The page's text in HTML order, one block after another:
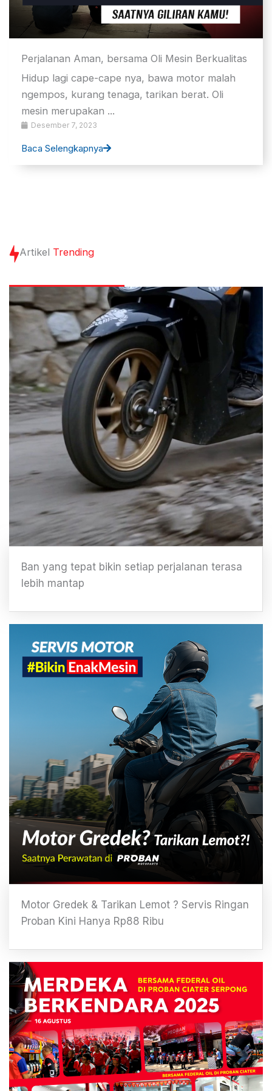
Perjalanan Aman, bersama Oli Mesin Berkualitas
Desember 7, 2023
Hidup lagi cape-cape nya, bawa motor malah
ngempos, kurang tenaga, tarikan berat. Oli
mesin merupakan ...
Baca Selengkapnya
Artikel Trending
Ban yang tepat bikin setiap perjalanan terasa
lebih mantap
Motor Gredek & Tarikan Lemot ? Servis Ringan
Proban Kini Hanya Rp88 Ribu